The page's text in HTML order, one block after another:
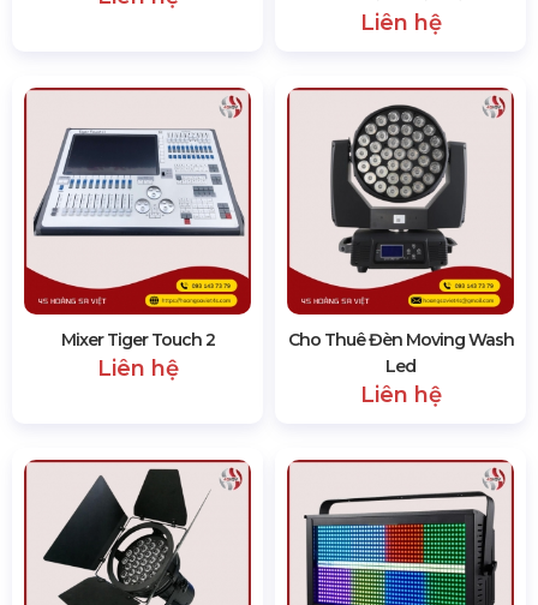
Liên hệ
Mixer Tiger Touch 2
Liên hệ
Cho Thuê Đèn Moving Wash
Led
Liên hệ